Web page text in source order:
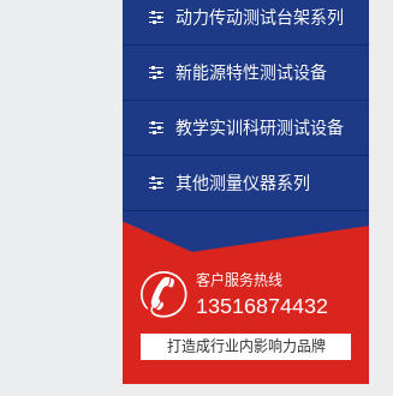
动力传动测试台架系列
新能源特性测试设备
教学实训科研测试设备
其他测量仪器系列
客户服务热线
13516874432
打造成行业内影响力品牌